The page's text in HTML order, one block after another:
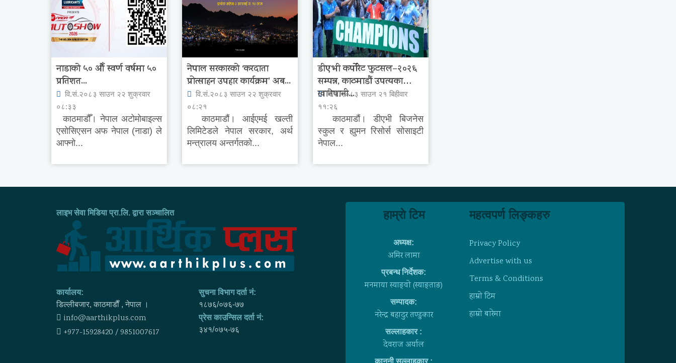
नाडाको ५० औँ स्वर्ण वर्षमा ५०
प्रतिशत...
वि.सं.२०८३ साउन २२ शुक्रवार
०८:३३
काठमाडौँ। नेपाल अटोमोबाइल्स
एसोसिएसन अफ नेपाल (नाडा) ले
आफ्नो...
नेपाल सरकारको ‘करदाता
प्रोत्साहन उपहार कार्यक्रम’ अब...
वि.सं.२०८३ साउन २२ शुक्रवार
०८:२१
काठमाडौं। आईएमई खल्ती
लिमिटेडले नेपाल सरकार, अर्थ
मन्त्रालय अन्तर्गतको...
डीएभी कर्पोरेट फुटसल–२०२६
सम्पन्न, काठमाडौं उपत्यका
खानेपानी...
वि.सं.२०८३ साउन २१ बिहीवार
११:२६
काठमाडौं। डीएभी बिजनेस
स्कुल र ह्युमन रिसोर्स सोसाइटी
नेपाल...
लाइभ सेवा मिडिया प्रा.लि. द्वारा सञ्चालित
कार्यालय:
डिल्लीबजार, काठमाडाैँ , नेपाल ।
info@aarthikplus.com
+977-15928420 / 9851007617
सुचना विभाग दर्ता नं:
१८७६/०७६-७७
प्रेस काउन्सिल दर्ता नं:
३४१/०७५-७६
हाम्राे टिम
अध्यक्ष:
अमिर लामा
प्रबन्ध निर्देशक:
मनमाया स्याङ्वाे (स्याङ्ताङ)
सम्पादक:
नरेन्द्र बहादुर तण्डुकार
सल्लाहकार :
देवराज अर्याल
महत्वपर्ण लिङ्कहरु
Privacy Policy
Advertise with us
Terms & Conditions
हाम्राे टिम
हाम्राे बारेमा